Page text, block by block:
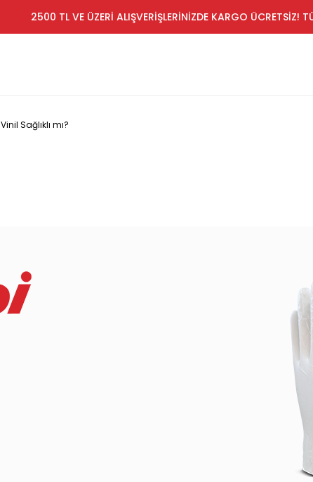
2500 TL VE ÜZERİ ALIŞVERİŞLERİNİZDE KARGO ÜCRETSİZ!
Vinil Sağlıklı mı?